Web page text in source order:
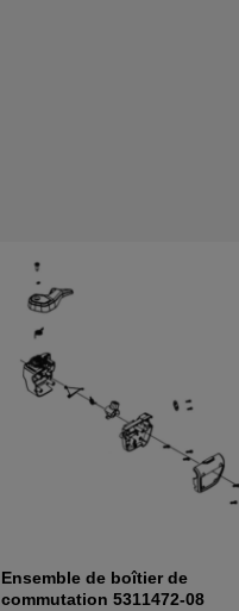
Ensemble de boîtier de
commutation 5311472-08